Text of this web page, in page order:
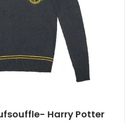
Harry Potter